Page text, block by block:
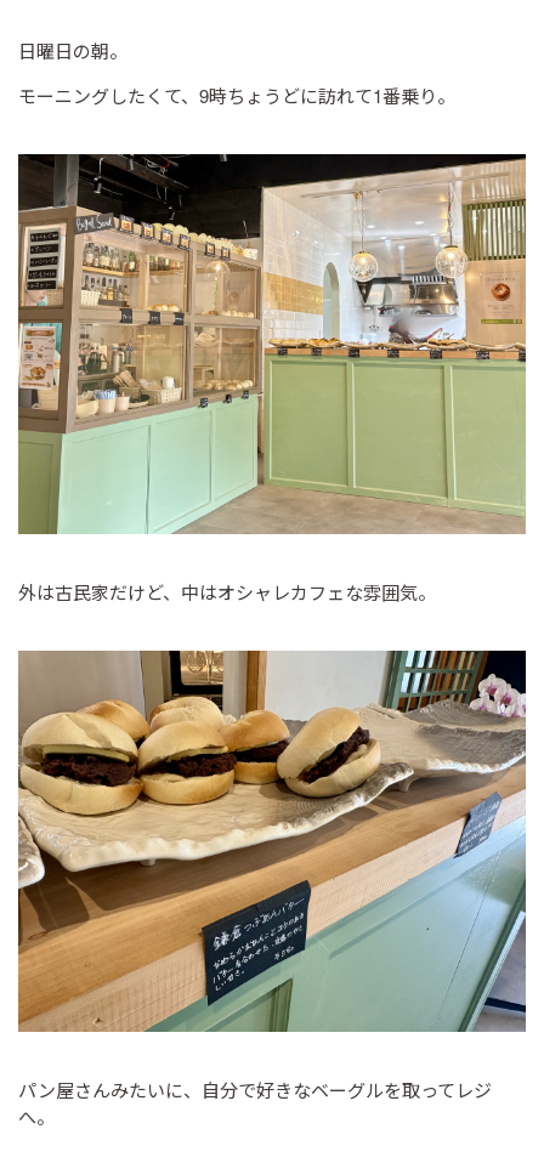
日曜日の朝。
モーニングしたくて、9時ちょうどに訪れて1番乗り。
外は古民家だけど、中はオシャレカフェな雰囲気。
パン屋さんみたいに、自分で好きなベーグルを取ってレジ
へ。